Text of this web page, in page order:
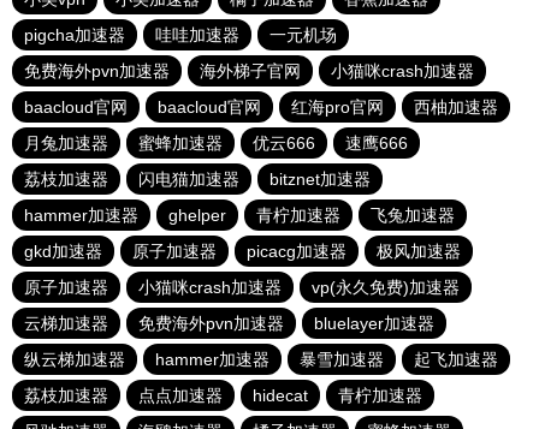
pigcha加速器
哇哇加速器
一元机场
免费海外pvn加速器
海外梯子官网
小猫咪crash加速器
baacloud官网
baacloud官网 红海pro官网
西柚加速器
月兔加速器
蜜蜂加速器 优云666
速鹰666
荔枝加速器
闪电猫加速器
bitznet加速器
hammer加速器
ghelper 青柠加速器
飞兔加速器
gkd加速器
原子加速器 picacg加速器
极风加速器
原子加速器
小猫咪crash加速器
vp(永久免费)加速器
云梯加速器
免费海外pvn加速器
bluelayer加速器
纵云梯加速器
hammer加速器 暴雪加速器
起飞加速器
荔枝加速器
点点加速器 hidecat
青柠加速器